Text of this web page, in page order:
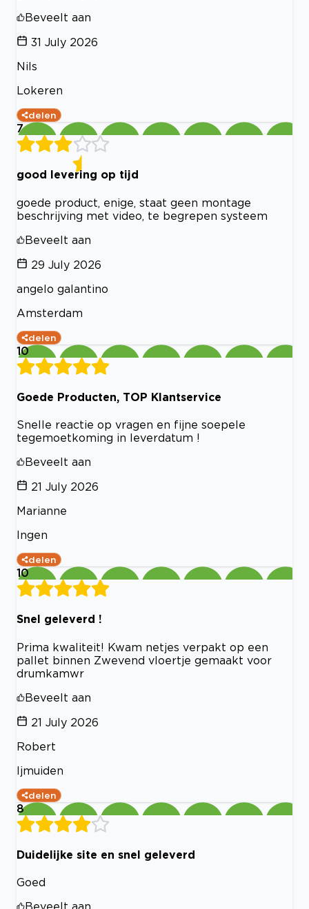
Beveelt aan
31 July 2026
Nils
Lokeren
delen
7
good levering op tijd
goede product, enige, staat geen montage
beschrijving met video, te begrepen systeem
Beveelt aan
29 July 2026
angelo galantino
Amsterdam
delen
10
Goede Producten, TOP Klantservice
Snelle reactie op vragen en fijne soepele
tegemoetkoming in leverdatum !
Beveelt aan
21 July 2026
Marianne
Ingen
delen
10
Snel geleverd !
Prima kwaliteit! Kwam netjes verpakt op een
pallet binnen Zwevend vloertje gemaakt voor
drumkamwr
Beveelt aan
21 July 2026
Robert
Ijmuiden
delen
8
Duidelijke site en snel geleverd
Goed
Beveelt aan